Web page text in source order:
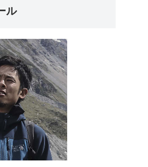
ル